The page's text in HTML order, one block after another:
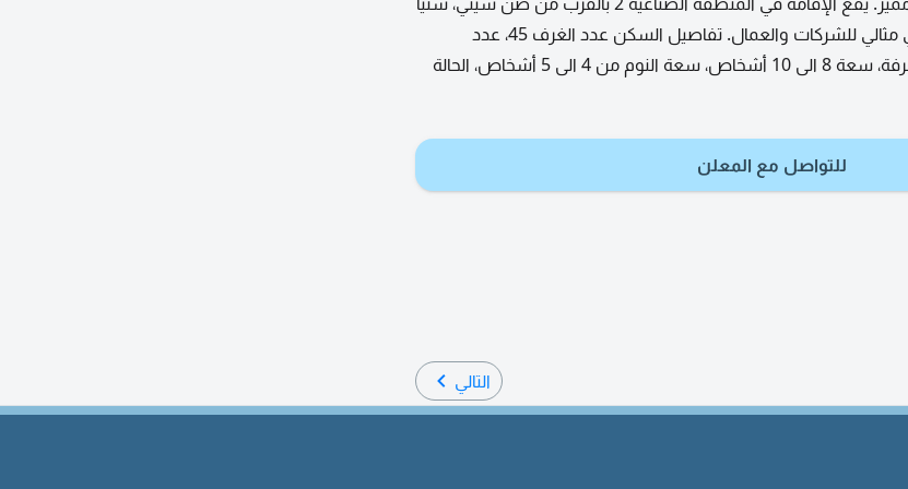
عجمان، وتتميز بموقع استراتيجي مثالي للشركات والعمال. تفاصيل السكن عدد الغرف 45، عدد
المطابخ، 3، عدد الحمامات، 26 غرفة، سعة 8 الى 10 أشخاص، سعة النوم من 4 الى 5 أشخاص، الحالة
للتواصل مع المعلن
التالي